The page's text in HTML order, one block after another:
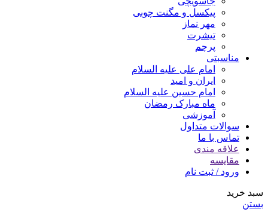
پیکسل و مگنت چوبی
مهر نماز
تیشرت
پرچم
مناسبتی
امام علی علیه السلام
ایران و امید
امام حسین علیه السلام
ماه مبارک رمضان
آموزشی
سوالات متداول
تماس با ما
علاقه مندی
مقایسه
ورود / ثبت نام
سبد خرید
بستن